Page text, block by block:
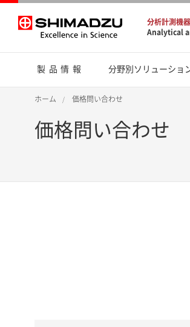
分析計測機器
Analytical
製品情報 分野別ソリューショ
ホーム 価格問い合わせ
価格問い合わせ